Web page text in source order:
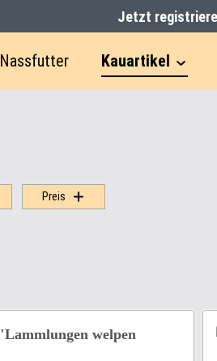
Jetzt
Nassfutter Kauartikel
Preis